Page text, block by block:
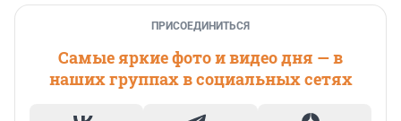
ПРИСОЕДИНИТЬСЯ
Самые яркие фото и видео дня — в
наших группах в социальных сетях